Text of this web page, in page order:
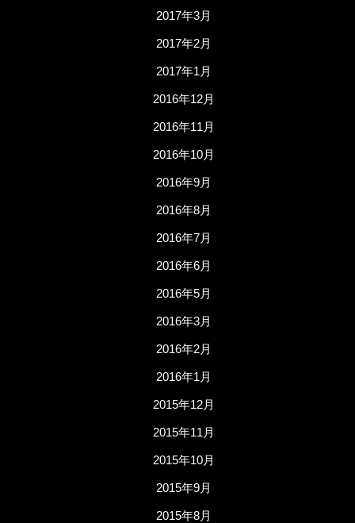
2017年3月
2017年2月
2017年1月
2016年12月
2016年11月
2016年10月
2016年9月
2016年8月
2016年7月
2016年6月
2016年5月
2016年3月
2016年2月
2016年1月
2015年12月
2015年11月
2015年10月
2015年9月
2015年8月